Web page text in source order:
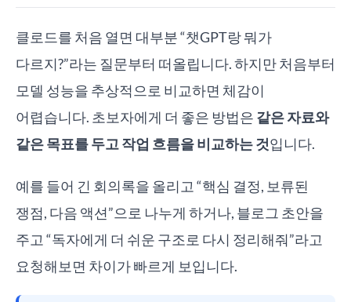
클로드를 처음 열면 대부분 “챗GPT랑 뭐가
다르지?”라는 질문부터 떠올립니다. 하지만 처음부터
모델 성능을 추상적으로 비교하면 체감이
어렵습니다. 초보자에게 더 좋은 방법은 같은 자료와
같은 목표를 두고 작업 흐름을 비교하는 것입니다.
예를 들어 긴 회의록을 올리고 “핵심 결정, 보류된
쟁점, 다음 액션”으로 나누게 하거나, 블로그 초안을
주고 “독자에게 더 쉬운 구조로 다시 정리해줘”라고
요청해보면 차이가 빠르게 보입니다.